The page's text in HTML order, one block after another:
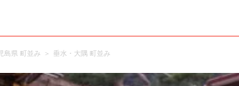
島県 町並み 垂水・大隅 町並み